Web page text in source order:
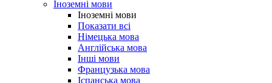
Іноземні мови
Іноземні мови
Показати всі
Німецька мова
Англійська мова
Інші мови
Французька мова
Іспанська мова